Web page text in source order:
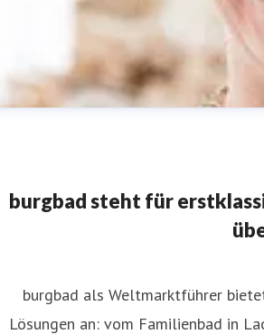
burgbad steht für
burgbad als Weltmarktführer
Lösungen an: vom Familienbad in